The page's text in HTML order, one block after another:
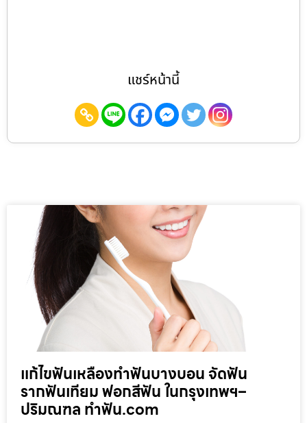
แชร์หน้านี้
แก้ไขฟันเหลืองทำฟันบางบอน จัดฟัน
รากฟันเทียม ฟอกสีฟัน ในกรุงเทพฯ–
ปริมณฑล ทำฟัน.com